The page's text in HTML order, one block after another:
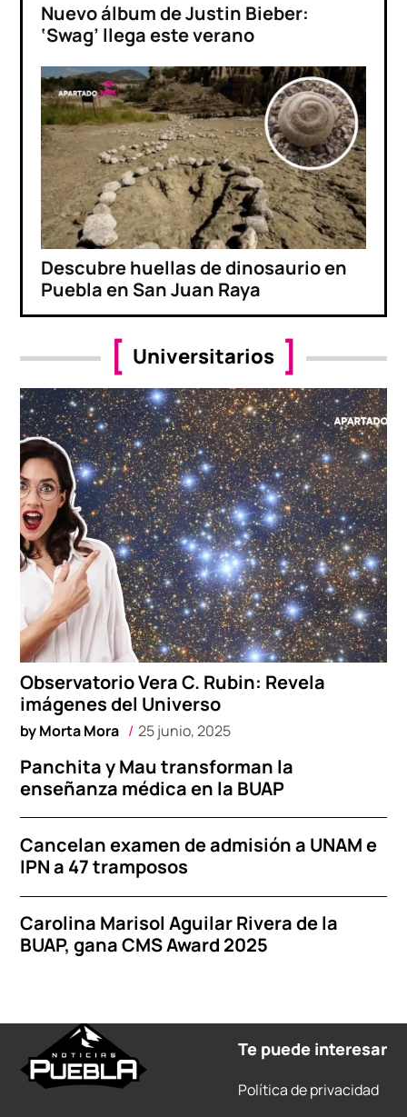
Nuevo álbum de Justin Bieber:
‘Swag’ llega este verano
Descubre huellas de dinosaurio en
Puebla en San Juan Raya
Universitarios
Observatorio Vera C. Rubin: Revela
imágenes del Universo
byMorta Mora 25 junio, 2025
Panchita y Mau transforman la
enseñanza médica en la BUAP
Cancelan examen de admisión a UNAM e
IPN a 47 tramposos
Carolina Marisol Aguilar Rivera de la
BUAP, gana CMS Award 2025
Te puede interesar
Política de privacidad